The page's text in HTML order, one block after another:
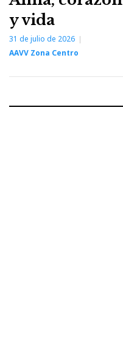
y vida
31 de julio de 2026
AAVV Zona Centro